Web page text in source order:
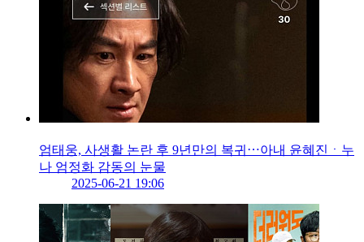
엄태웅, 사생활 논란 후 9년만의 복귀⋯아내 윤혜진ㆍ누
나 엄정화 감동의 눈물
2025-06-21 19:06